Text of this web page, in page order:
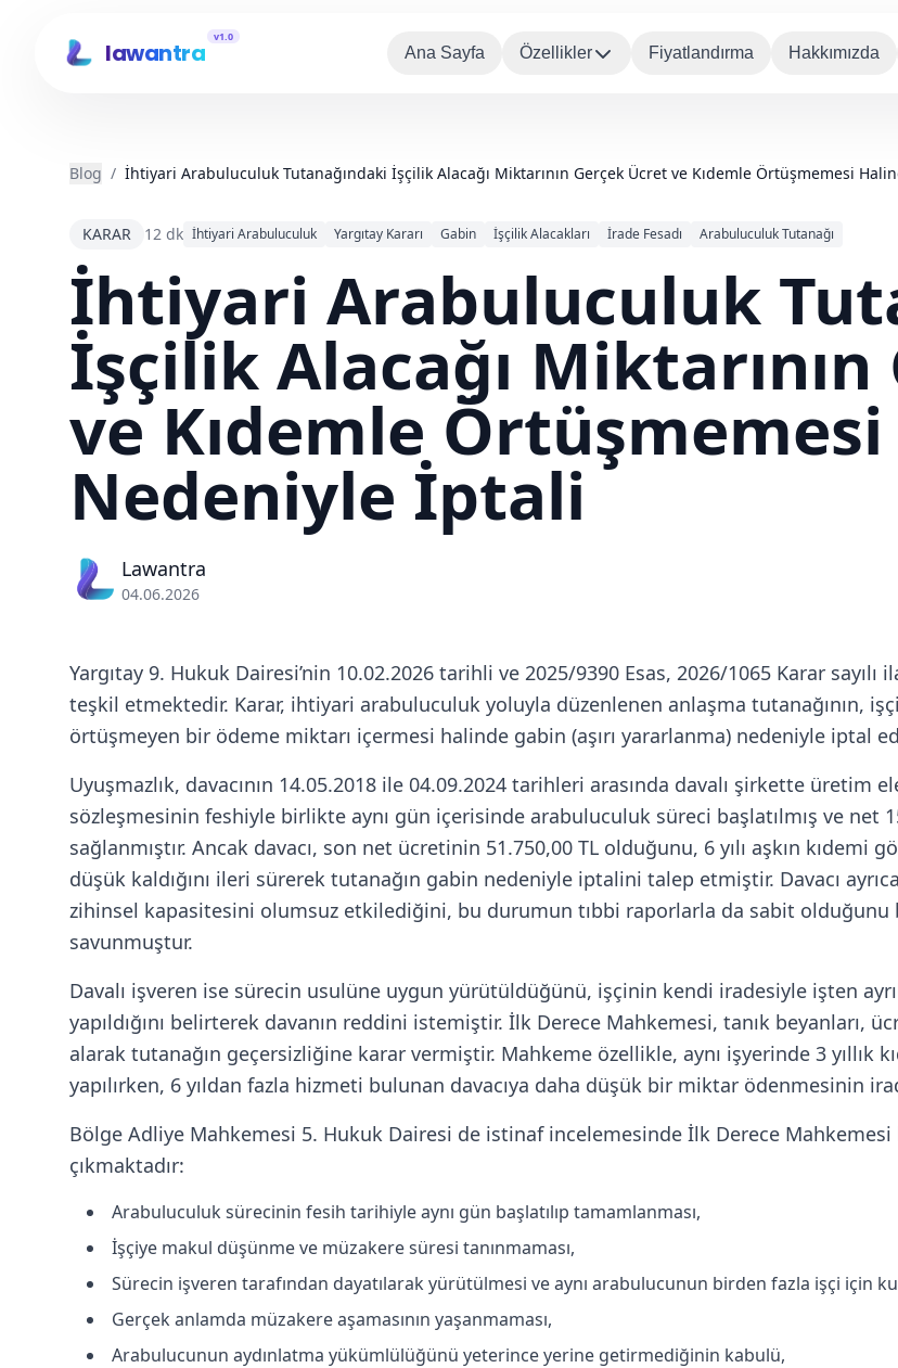
lawantra
v1.0
Ana Sayfa Özellikler Fiyatlandırma Hakkımızda
Blog / İhtiyari Arabuluculuk Tutanağındaki İşçilik Alacağı Miktarının Gerçek Ücret ve Kıdemle Örtüşmemesi
KARAR 12 dk İhtiyari Arabuluculuk Yargıtay Kararı Gabin İşçilik Alacakları İrade Fesadı Arabuluculuk Tutanağı
İhtiyari Arabuluculuk
İşçilik Alacağı
ve Kıdemle
Nedeniyle İptali
Lawantra
04.06.2026
Yargıtay 9. Hukuk Dairesi’nin 10.02.2026 tarihli ve 2025/9390 Esas, 2026/1065 Karar
teşkil etmektedir. Karar, ihtiyari arabuluculuk yoluyla düzenlenen anlaşma tutanağının,
örtüşmeyen bir ödeme miktarı içermesi halinde gabin (aşırı yararlanma) nedeniyle iptal
Uyuşmazlık, davacının 14.05.2018 ile 04.09.2024 tarihleri arasında davalı şirkette üretim
sözleşmesinin feshiyle birlikte aynı gün içerisinde arabuluculuk süreci başlatılmış ve net
sağlanmıştır. Ancak davacı, son net ücretinin 51.750,00 TL olduğunu, 6 yılı aşkın
düşük kaldığını ileri sürerek tutanağın gabin nedeniyle iptalini talep etmiştir. Davacı
zihinsel kapasitesini olumsuz etkilediğini, bu durumun tıbbi raporlarla da sabit olduğunu
savunmuştur.
Davalı işveren ise sürecin usulüne uygun yürütüldüğünü, işçinin kendi iradesiyle işten
yapıldığını belirterek davanın reddini istemiştir. İlk Derece Mahkemesi, tanık beyanları,
alarak tutanağın geçersizliğine karar vermiştir. Mahkeme özellikle, aynı işyerinde 3 yıllık
yapılırken, 6 yıldan fazla hizmeti bulunan davacıya daha düşük bir miktar ödenmesinin
Bölge Adliye Mahkemesi 5. Hukuk Dairesi de istinaf incelemesinde İlk Derece Mahkemesi
çıkmaktadır:
Arabuluculuk sürecinin fesih tarihiyle aynı gün başlatılıp tamamlanması,
İşçiye makul düşünme ve müzakere süresi tanınmaması,
Sürecin işveren tarafından dayatılarak yürütülmesi ve aynı arabulucunun birden fazla işçi için
Gerçek anlamda müzakere aşamasının yaşanmaması,
Arabulucunun aydınlatma yükümlülüğünü yeterince yerine getirmediğinin kabulü,